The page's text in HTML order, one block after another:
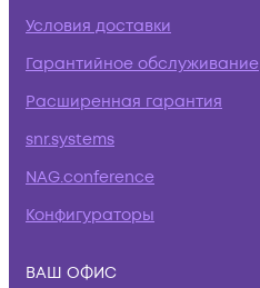
Условия доставки
Гарантийное обслуживание
Расширенная гарантия
snr.systems
NAG.conference
Конфигураторы
ВАШ ОФИС